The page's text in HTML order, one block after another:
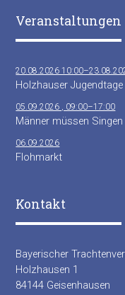
Veranstaltungen
20.08.2026
Holzhauser Jugendtage
05.09.2026 , 09:00–17:00
Männer müssen Singen
06.09.2026
Flohmarkt
Kontakt
Bayerischer
Holzhausen 1
84144 Geisenhausen